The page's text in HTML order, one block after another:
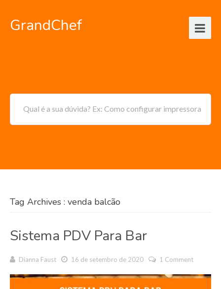
GrandChef
Qual é a sua dúvida? Ex: Como configurar impressora
Tag Archives : venda balcão
Sistema PDV Para Bar
Dianna Faust 16 de setembro de 2020 1 Comment